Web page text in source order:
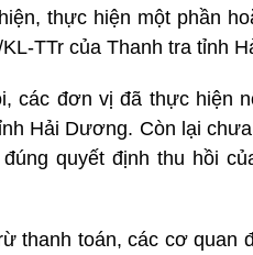
thực hiện một phần
TTr của Thanh tra tỉnh
các đơn vị đã thực hiện
Hải Dương. Còn lại
quyết định thu hồi
thanh toán, các cơ quan